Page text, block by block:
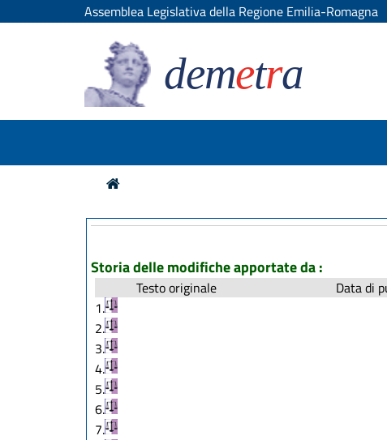
Assemblea Legislativa della Regione Emilia-Romagna
demetra
Storia delle modifiche apportate da :
Testo originale
Data di
1.
2.
3.
4.
5.
6.
7.